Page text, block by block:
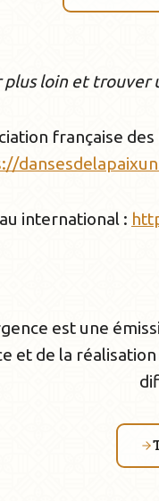
plus loin et trouver
française
international :
est une
et de la